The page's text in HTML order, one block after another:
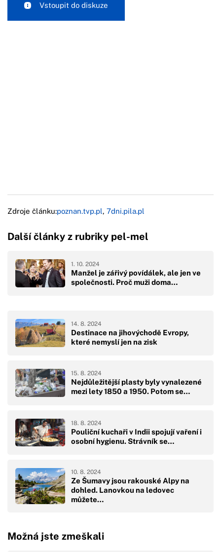
Vstoupit do diskuze
Zdroje článku:poznan.tvp.pl, 7dni.pila.pl
Další články z rubriky pel-mel
Manžel je zářivý povídálek, ale jen ve
společnosti. Proč muži doma…
1. 10. 2024
Destinace na jihovýchodě Evropy,
které nemyslí jen na zisk
14. 8. 2024
Nejdůležitější plasty byly vynalezené
mezi lety 1850 a 1950. Potom se…
15. 8. 2024
Pouliční kuchaři v Indii spojují vaření i
osobní hygienu. Strávník se…
18. 8. 2024
Ze Šumavy jsou rakouské Alpy na
dohled. Lanovkou na ledovec
můžete…
10. 8. 2024
Možná jste zmeškali